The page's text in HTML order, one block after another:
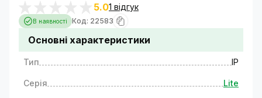
5.01 відгук
В наявності Код: 22583
Основні характеристики
Тип IP
Серія Lite